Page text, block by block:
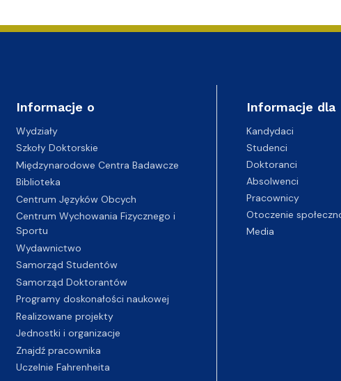
Informacje o
Wydziały
Szkoły Doktorskie
Międzynarodowe Centra Badawcze
Biblioteka
Centrum Języków Obcych
Centrum Wychowania Fizycznego i
Sportu
Wydawnictwo
Samorząd Studentów
Samorząd Doktorantów
Programy doskonałości naukowej
Realizowane projekty
Jednostki i organizacje
Znajdź pracownika
Uczelnie Fahrenheita
Informacje dla
Kandydaci
Studenci
Doktoranci
Absolwenci
Pracownicy
Otoczenie
Media